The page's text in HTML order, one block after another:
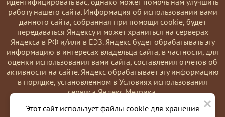
×
Этот сайт использует файлы cookie для хранения
работу нашего сайта. Информация об использовании вами
данного сайта, собранная при помощи cookie, будет
передаваться Яндексу и может храниться на серверах
Яндекса в РФ и/или в ЕЭЗ. Яндекс будет обрабатывать эту
информацию в интересах владельца сайта, в частности, для
оценки использования вами сайта, составления отчетов об
активности на сайте. Яндекс обрабатывает эту информацию
в порядке, установленном в Условиях использования
сервиса Яндекс Метрика.
Вы можете отказаться от использования cookies, выбрав
соответствующие настройки в браузере. Также вы можете